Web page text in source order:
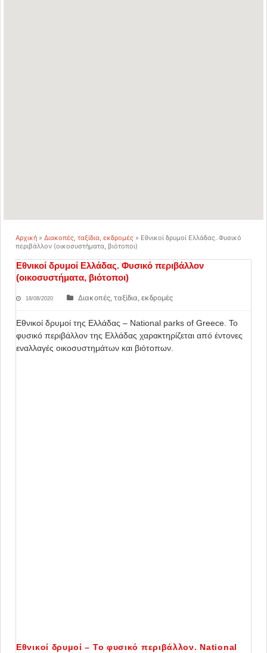
Αρχική » Διακοπές, ταξίδια, εκδρομές » Εθνικοί δρυμοί Ελλάδας. Φυσικό
περιβάλλον (οικοσυστήματα, βιότοποι)
Εθνικοί δρυμοί Ελλάδας. Φυσικό περιβάλλον
(οικοσυστήματα, βιότοποι)
18/08/2020 Διακοπές, ταξίδια, εκδρομές
Εθνικοί δρυμοί της Ελλάδας – National parks of Greece. Το
φυσικό περιβάλλον της Ελλάδας χαρακτηρίζεται από έντονες
εναλλαγές οικοσυστημάτων και βιότοπων.
Εθνικοί δρυμοί – Το φυσικό περιβάλλον. National